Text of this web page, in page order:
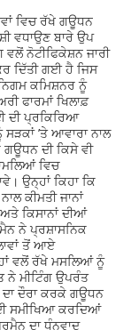
ਵਿਚ ਰੱਖੇ ਗਊਧਨ
ਵਧਾਉਣ ਬਾਰੇ ਉਪ
ਨੋਟੀਫਿਕੇਸ਼ਨ ਜਾਰੀ
ਦਿੱਤੀ ਗਈ ਹੈ ਜਿਸ
ਕਮਿਸ਼ਨਰ ਨੂੰ
ਫਾਰਮਾਂ ਖਿਲਾਫ਼
ਦੀ ਪ੍ਰਕਿਰਿਆ
’ਤੇ ਆਵਾਰਾ ਨਾਲ
ਗਊਧਨ ਦੀ ਕਿਸੇ ਵੀ
ਵਿਚ
ਉਨ੍ਹਾਂ ਕਿਹਾ ਕਿ
ਕੀਮਤੀ ਜਾਨਾਂ
ਕਿਸਾਨਾਂ ਦੀਆਂ
ਨੇ ਪ੍ਰਸ਼ਾਸਨਿਕ
ਤੋਂ ਆਏ
ਵਲੋਂ ਰੱਖੇ ਮਸਲਿਆਂ ਨੂੰ
ਨੇ ਮੀਟਿੰਗ ਉਪਰੰਤ
ਦੌਰਾ ਕਰਕੇ ਗਊਧਨ
ਸਮੀਖਿਆ ਕਰਦਿਆਂ
ਦਾ ਧੰਨਵਾਦ